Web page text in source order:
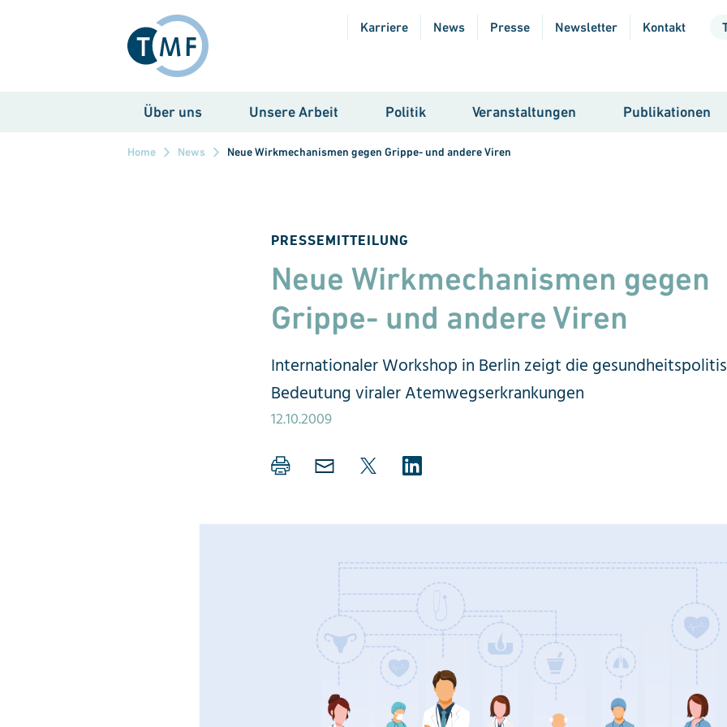
Karriere News Presse Newsletter Kontakt
Über uns Unsere Arbeit Politik Veranstaltungen Publikationen
Home News Neue Wirkmechanismen gegen Grippe- und andere Viren
PRESSEMITTEILUNG
Neue Wirk­mechanismen gegen
Grippe- und andere Viren
Internationaler Workshop in Berlin zeigt die
Bedeutung viraler Atem­wegs­erkrankungen
12.10.2009